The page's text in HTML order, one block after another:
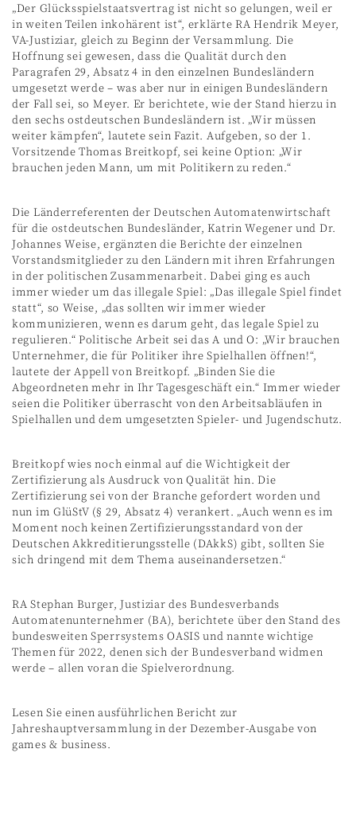
„Der Glücksspielstaatsvertrag ist nicht so gelungen, weil er
in weiten Teilen inkohärent ist“, erklärte RA Hendrik Meyer,
VA-Justiziar, gleich zu Beginn der Versammlung. Die
Hoffnung sei gewesen, dass die Qualität durch den
Paragrafen 29, Absatz 4 in den einzelnen Bundesländern
umgesetzt werde – was aber nur in einigen Bundesländern
der Fall sei, so Meyer. Er berichtete, wie der Stand hierzu in
den sechs ostdeutschen Bundesländern ist. „Wir müssen
weiter kämpfen“, lautete sein Fazit. Aufgeben, so der 1.
Vorsitzende Thomas Breitkopf, sei keine Option: „Wir
brauchen jeden Mann, um mit Politikern zu reden.“
Die Länderreferenten der Deutschen Automatenwirtschaft
für die ostdeutschen Bundesländer, Katrin Wegener und Dr.
Johannes Weise, ergänzten die Berichte der einzelnen
Vorstandsmitglieder zu den Ländern mit ihren Erfahrungen
in der politischen Zusammenarbeit. Dabei ging es auch
immer wieder um das illegale Spiel: „Das illegale Spiel findet
statt“, so Weise, „das sollten wir immer wieder
kommunizieren, wenn es darum geht, das legale Spiel zu
regulieren.“ Politische Arbeit sei das A und O: „Wir brauchen
Unternehmer, die für Politiker ihre Spielhallen öffnen!“,
lautete der Appell von Breitkopf. „Binden Sie die
Abgeordneten mehr in Ihr Tagesgeschäft ein.“ Immer wieder
seien die Politiker überrascht von den Arbeitsabläufen in
Spielhallen und dem umgesetzten Spieler- und Jugendschutz.
Breitkopf wies noch einmal auf die Wichtigkeit der
Zertifizierung als Ausdruck von Qualität hin. Die
Zertifizierung sei von der Branche gefordert worden und
nun im GlüStV (§ 29, Absatz 4) verankert. „Auch wenn es im
Moment noch keinen Zertifizierungsstandard von der
Deutschen Akkreditierungsstelle (DAkkS) gibt, sollten Sie
sich dringend mit dem Thema auseinandersetzen.“
RA Stephan Burger, Justiziar des Bundesverbands
Automatenunternehmer (BA), berichtete über den Stand des
bundesweiten Sperrsystems OASIS und nannte wichtige
Themen für 2022, denen sich der Bundesverband widmen
werde – allen voran die Spielverordnung.
Lesen Sie einen ausführlichen Bericht zur
Jahreshauptversammlung in der Dezember-Ausgabe von
games & business.